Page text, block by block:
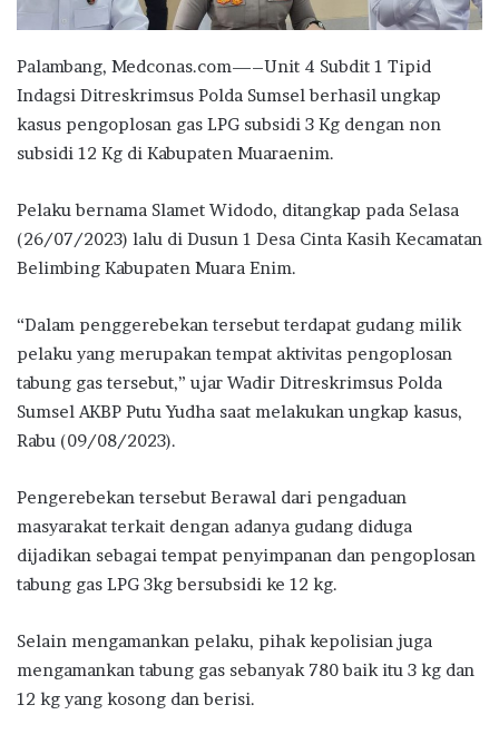
Palambang, Medconas.com—–Unit 4 Subdit 1 Tipid
Indagsi Ditreskrimsus Polda Sumsel berhasil ungkap
kasus pengoplosan gas LPG subsidi 3 Kg dengan non
subsidi 12 Kg di Kabupaten Muaraenim.
Pelaku bernama Slamet Widodo, ditangkap pada Selasa
(26/07/2023) lalu di Dusun 1 Desa Cinta Kasih Kecamatan
Belimbing Kabupaten Muara Enim.
“Dalam penggerebekan tersebut terdapat gudang milik
pelaku yang merupakan tempat aktivitas pengoplosan
tabung gas tersebut,” ujar Wadir Ditreskrimsus Polda
Sumsel AKBP Putu Yudha saat melakukan ungkap kasus,
Rabu (09/08/2023).
Pengerebekan tersebut Berawal dari pengaduan
masyarakat terkait dengan adanya gudang diduga
dijadikan sebagai tempat penyimpanan dan pengoplosan
tabung gas LPG 3kg bersubsidi ke 12 kg.
Selain mengamankan pelaku, pihak kepolisian juga
mengamankan tabung gas sebanyak 780 baik itu 3 kg dan
12 kg yang kosong dan berisi.